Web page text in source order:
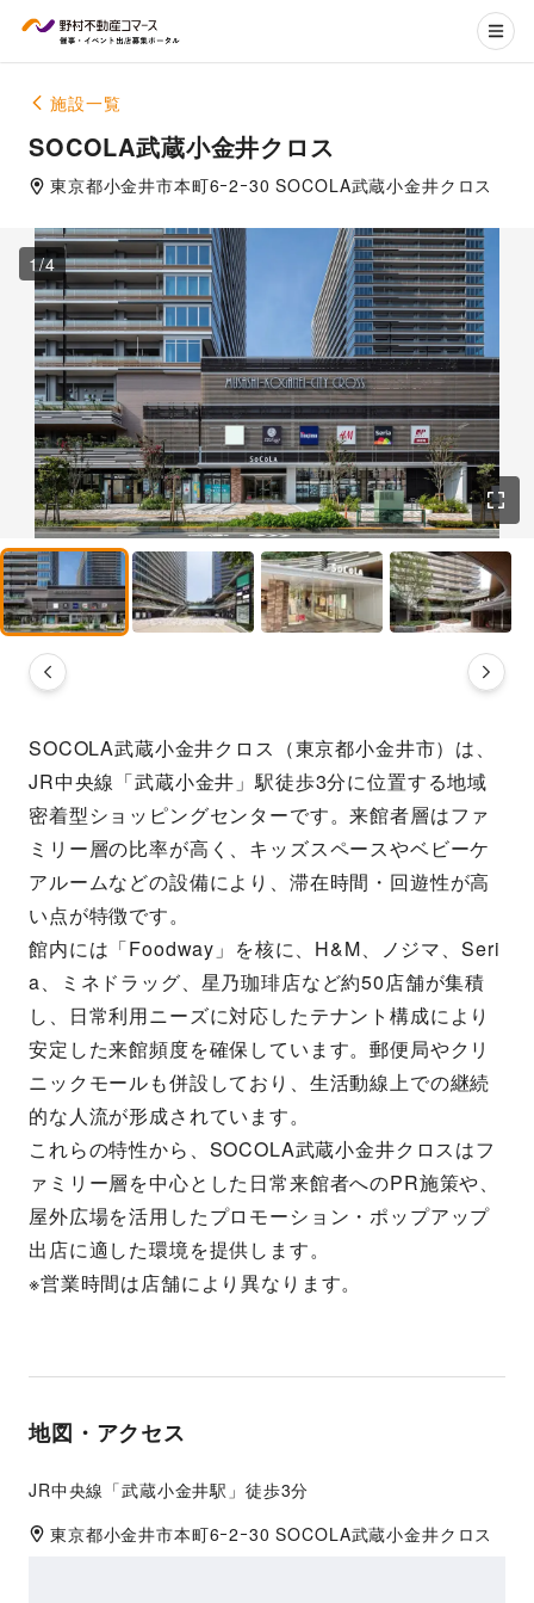
施設一覧
SOCOLA武蔵小金井クロス
東京都小金井市本町6ｰ2ｰ30 SOCOLA武蔵小金井クロス
1/4
SOCOLA武蔵小金井クロス（東京都小金井市）は、
JR中央線「武蔵小金井」駅徒歩3分に位置する地域
密着型ショッピングセンターです。来館者層はファ
ミリー層の比率が高く、キッズスペースやベビーケ
アルームなどの設備により、滞在時間・回遊性が高
い点が特徴です。
館内には「Foodway」を核に、H&M、ノジマ、Seri
a、ミネドラッグ、星乃珈琲店など約50店舗が集積
し、日常利用ニーズに対応したテナント構成により
安定した来館頻度を確保しています。郵便局やクリ
ニックモールも併設しており、生活動線上での継続
的な人流が形成されています。
これらの特性から、SOCOLA武蔵小金井クロスはフ
ァミリー層を中心とした日常来館者へのPR施策や、
屋外広場を活用したプロモーション・ポップアップ
出店に適した環境を提供します。
※営業時間は店舗により異なります。
地図・アクセス
JR中央線「武蔵小金井駅」徒歩3分
東京都小金井市本町6ｰ2ｰ30 SOCOLA武蔵小金井クロス